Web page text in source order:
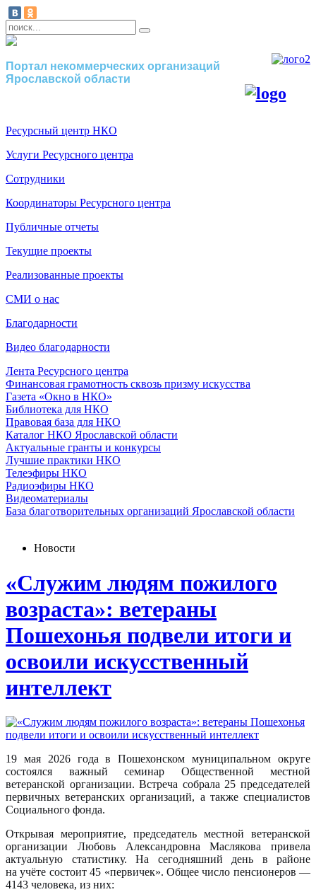
Портал некоммерческих организаций
Ярославской области
Ресурсный центр НКО
Услуги Ресурсного центра
Сотрудники
Координаторы Ресурсного центра
Публичные отчеты
Текущие проекты
Реализованные проекты
СМИ о нас
Благодарности
Видео благодарности
Лента Ресурсного центра
Финансовая грамотность сквозь призму искусства
Газета «Окно в НКО»
Библиотека для НКО
Правовая база для НКО
Каталог НКО Ярославской области
Актуальные гранты и конкурсы
Лучшие практики НКО
Телеэфиры НКО
Радиоэфиры НКО
Видеоматериалы
База благотворительных организаций Ярославской области
Новости
«Служим людям пожилого
возраста»: ветераны
Пошехонья подвели итоги и
освоили искусственный
интеллект
19 мая 2026 года в Пошехонском муниципальном округе
состоялся важный семинар Общественной местной
ветеранской организации. Встреча собрала 25 председателей
первичных ветеранских организаций, а также специалистов
Социального фонда.
Открывая мероприятие, председатель местной ветеранской
организации Любовь Александровна Маслякова привела
актуальную статистику. На сегодняшний день в районе
на учёте состоит 45 «первичек». Общее число пенсионеров —
4143 человека, из них: